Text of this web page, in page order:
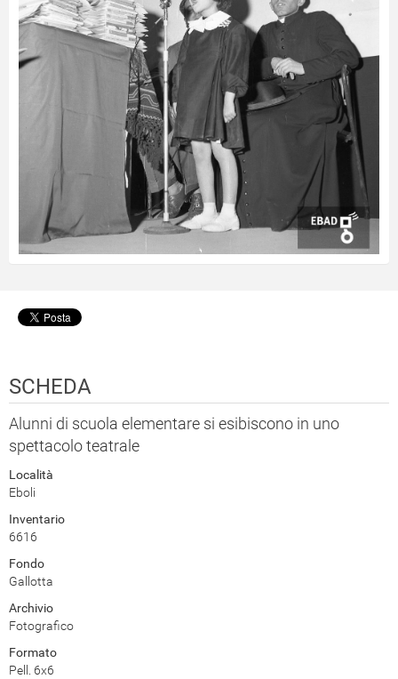
SCHEDA
Alunni di scuola elementare si esibiscono in uno
spettacolo teatrale
Località
Eboli
Inventario
6616
Fondo
Gallotta
Archivio
Fotografico
Formato
Pell. 6x6